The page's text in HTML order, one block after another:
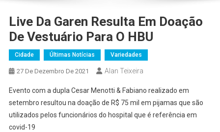
Live Da Garen Resulta Em Doação
De Vestuário Para O HBU
Cidade Últimas Notícias Variedades
27 De Dezembro De 2021 Alan Teixeira
Evento com a dupla Cesar Menotti & Fabiano realizado em
setembro resultou na doação de R$ 75 mil em pijamas que são
utilizados pelos funcionários do hospital que é referência em
covid-19